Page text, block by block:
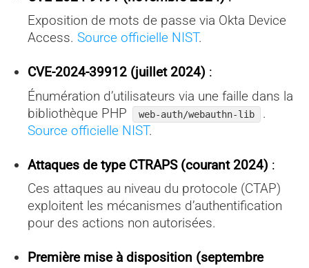
Exposition de mots de passe via Okta Device
Access. Source officielle NIST.
CVE-2024-39912 (juillet 2024) :
Énumération d’utilisateurs via une faille dans la
bibliothèque PHP
web-auth/webauthn-lib
.
Source officielle NIST.
Attaques de type CTRAPS (courant 2024) :
Ces attaques au niveau du protocole (CTAP)
exploitent les mécanismes d’authentification
pour des actions non autorisées.
Première mise à disposition (septembre